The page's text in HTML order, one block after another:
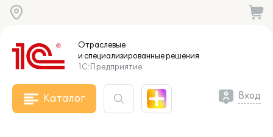
Отраслевые
и специализированныерешения
1С:Предприятие
Каталог Вход